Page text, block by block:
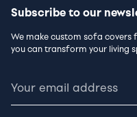
Subscribe to our
We make custom sofa covers
you can transform your living